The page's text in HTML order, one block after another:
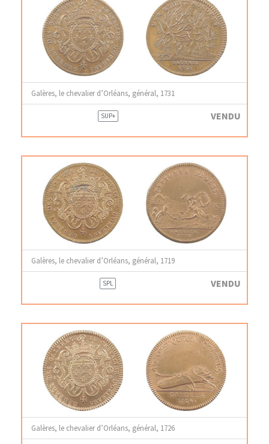
Galères, le chevalier d’Orléans, général, 1731
SUP+ VENDU
Galères, le chevalier d’Orléans, général, 1719
SPL VENDU
Galères, le chevalier d’Orléans, général, 1726